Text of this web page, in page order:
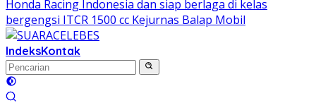
Honda Racing Indonesia dan siap berlaga di kelas
bergengsi ITCR 1500 cc Kejurnas Balap Mobil
IndeksKontak